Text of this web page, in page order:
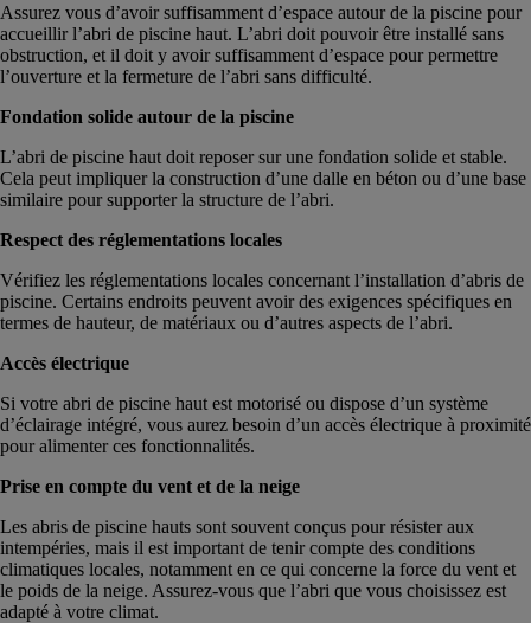
Assurez vous d’avoir suffisamment d’espace autour de la piscine pour
accueillir l’abri de piscine haut. L’abri doit pouvoir être installé sans
obstruction, et il doit y avoir suffisamment d’espace pour permettre
l’ouverture et la fermeture de l’abri sans difficulté.
Fondation solide autour de la piscine
L’abri de piscine haut doit reposer sur une fondation solide et stable.
Cela peut impliquer la construction d’une dalle en béton ou d’une base
similaire pour supporter la structure de l’abri.
Respect des réglementations locales
Vérifiez les réglementations locales concernant l’installation d’abris de
piscine. Certains endroits peuvent avoir des exigences spécifiques en
termes de hauteur, de matériaux ou d’autres aspects de l’abri.
Accès électrique
Si votre abri de piscine haut est motorisé ou dispose d’un système
d’éclairage intégré, vous aurez besoin d’un accès électrique à proximité
pour alimenter ces fonctionnalités.
Prise en compte du vent et de la neige
Les abris de piscine hauts sont souvent conçus pour résister aux
intempéries, mais il est important de tenir compte des conditions
climatiques locales, notamment en ce qui concerne la force du vent et
le poids de la neige. Assurez-vous que l’abri que vous choisissez est
adapté à votre climat.